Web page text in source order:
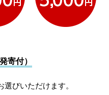
寄付）
びいただけます。